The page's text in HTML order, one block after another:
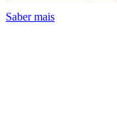
Saber mais